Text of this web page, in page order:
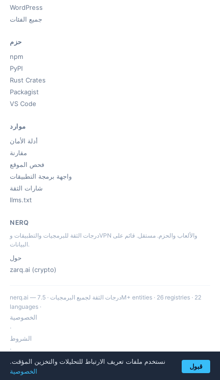
WordPress
جميع الفئات
حزم
npm
PyPI
Rust Crates
Packagist
VS Code
موارد
أدلة الأمان
مقارنة
فحص الموقع
واجهة برمجة التطبيقات
شارات الثقة
llms.txt
NERQ
درجات الثقة للبرمجيات والتطبيقات وVPN والألعاب والحزم. مستقل. قائم على
البيانات.
حول
zarq.ai (crypto)
nerq.ai — درجات الثقة لجميع البرمجيات · 7.5M+ entities · 26 registries · 22
languages ·
الخصوصية
·
الشروط
·
hello@nerq.ai
نستخدم ملفات تعريف الارتباط للتحليلات والتخزين المؤقت.
الخصوصية
قبول